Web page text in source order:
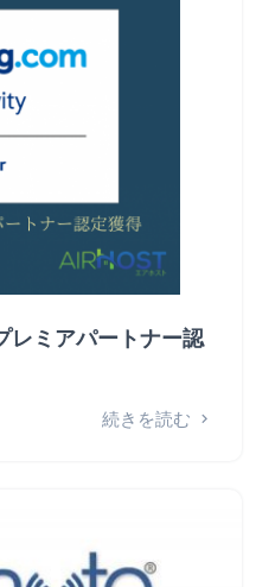
レミアパートナー認
続きを読む